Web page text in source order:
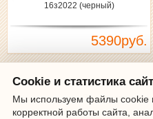
16з2022 (черный)
5390руб.
Cookie и статистика
Мы используем файлы cookie
корректной работы сайта,